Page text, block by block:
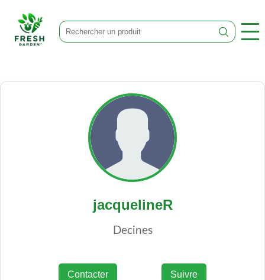
jacquelineR
Decines
Contacter Suivre